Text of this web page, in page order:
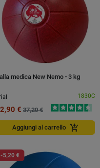
medica New Nemo - 3 kg
1830C
€ 37,20 €
Aggiungi al carrello add_shopping_cart
-5,20 €